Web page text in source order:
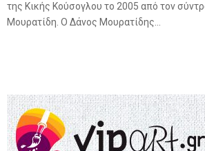
της Κικής Κούσογλου το 2005 από τον
Μουρατίδη. Ο Δάνος Μουρατίδης...